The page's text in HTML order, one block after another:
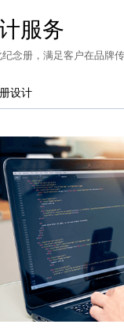
服务
念册，满足客户在品牌
设计